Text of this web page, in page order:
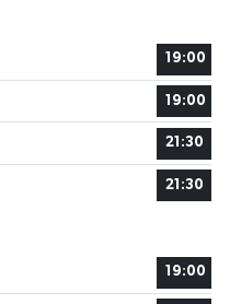
19:00
19:00
21:30
21:30
19:00